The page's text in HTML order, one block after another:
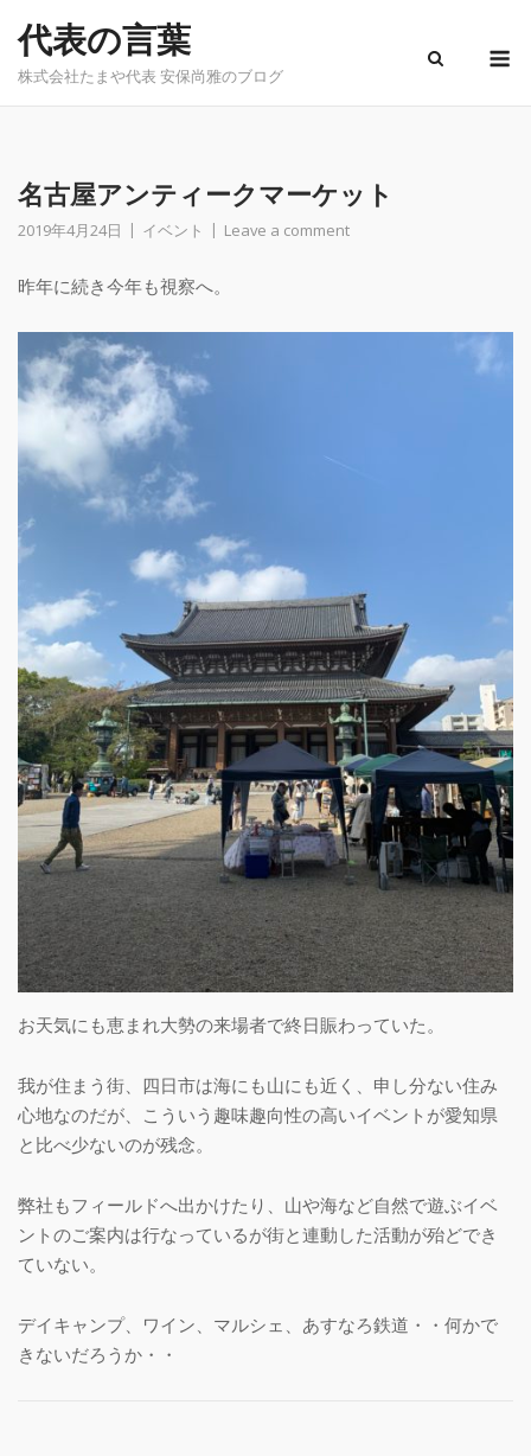
content
代表の言葉
株式会社たまや代表 安保尚雅のブログ
名古屋アンティークマーケット
2019年4月24日 イベント Leave a comment
昨年に続き今年も視察へ。
お天気にも恵まれ大勢の来場者で終日賑わっていた。
我が住まう街、四日市は海にも山にも近く、申し分ない住み
心地なのだが、こういう趣味趣向性の高いイベントが愛知県
と比べ少ないのが残念。
弊社もフィールドへ出かけたり、山や海など自然で遊ぶイベ
ントのご案内は行なっているが街と連動した活動が殆どでき
ていない。
デイキャンプ、ワイン、マルシェ、あすなろ鉄道・・何かで
きないだろうか・・